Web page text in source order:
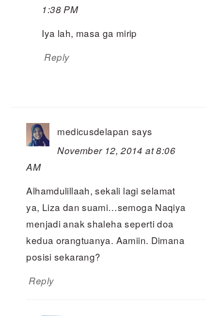
1:38 PM
Iya lah, masa ga mirip
Reply
medicusdelapan says
November 12, 2014 at 8:06
AM
Alhamdulillaah, sekali lagi selamat
ya, Liza dan suami…semoga Naqiya
menjadi anak shaleha seperti doa
kedua orangtuanya. Aamiin. Dimana
posisi sekarang?
Reply